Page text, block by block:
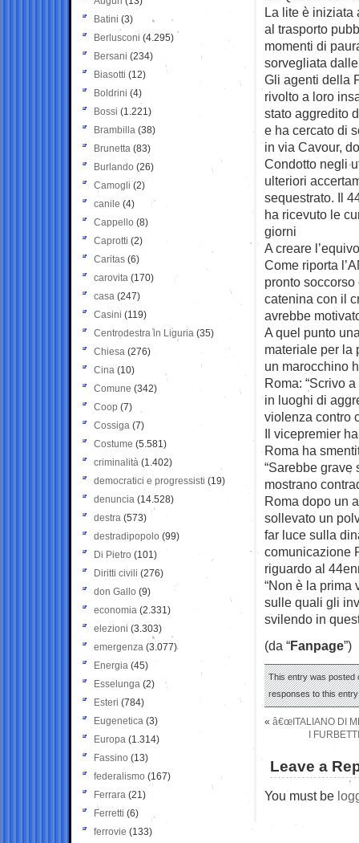
La lite è iniziata
al trasporto
momenti di
sorvegliata
Gli agenti della
rivolto a loro
stato aggredito
e ha cercato di
in via Cavour,
Condotto negli
ulteriori
sequestrato. Il
ha ricevuto le
giorni
A creare
Come riporta
pronto
catenina con il
avrebbe
A quel punto
materiale per la
un marocchino
Roma: “Scrivo
in luoghi di
violenza contro
Il vicepremier
Roma ha
“Sarebbe
mostrano
Roma dopo un
sollevato un
far luce sulla
comunicazione
riguardo al
“Non è la prima
sulle quali gli
svilendo in
(da “Fanpage”)
This entry was posted
responses to this
« â€œITALIANO DI
I
Leave a
You must be
Batini (3)
Berlusconi (4.295)
Bersani (234)
Biasotti (12)
Boldrini (4)
Bossi (1.221)
Brambilla (38)
Brunetta (83)
Burlando (26)
Camogli (2)
canile (4)
Cappello (8)
Caprotti (2)
Caritas (6)
carovita (170)
casa (247)
Casini (119)
Centrodestra in Liguria (35)
Chiesa (276)
Cina (10)
Comune (342)
Coop (7)
Cossiga (7)
Costume (5.581)
criminalità (1.402)
democratici e progressisti (19)
denuncia (14.528)
destra (573)
destradipopolo (99)
Di Pietro (101)
Diritti civili (276)
don Gallo (9)
economia (2.331)
elezioni (3.303)
emergenza (3.077)
Energia (45)
Esselunga (2)
Esteri (784)
Eugenetica (3)
Europa (1.314)
Fassino (13)
federalismo (167)
Ferrara (21)
Ferretti (6)
ferrovie (133)